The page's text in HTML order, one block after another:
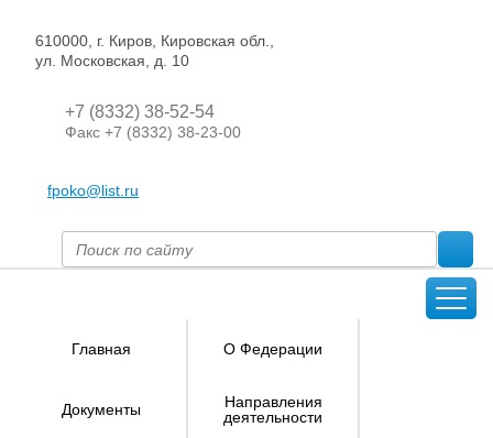
610000, г. Киров, Кировская обл.,
ул. Московская, д. 10
+7 (8332) 38-52-54
Факс +7 (8332) 38-23-00
fpoko@list.ru
Главная О Федерации
Документы
Направления
деятельности